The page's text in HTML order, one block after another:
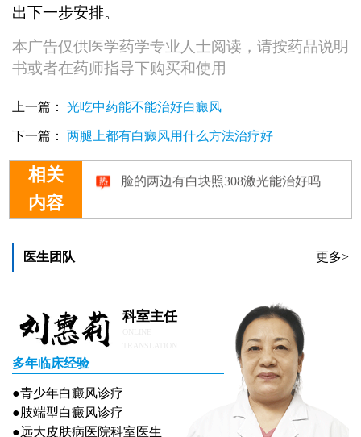
出下一步安排。
本广告仅供医学药学专业人士阅读，请按药品说明
书或者在药师指导下购买和使用
上一篇： 光吃中药能不能治好白癜风
下一篇： 两腿上都有白癜风用什么方法治疗好
相关
内容
医生团队 更多>
科室主任
多年临床经验
●青少年白癜风诊疗
●肢端型白癜风诊疗
●远大皮肤病医院科室医生